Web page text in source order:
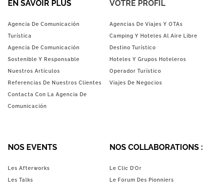
EN SAVOIR PLUS
Agencia De Comunicación
Turística
Agencia De Comunicación
Sostenible Y Responsable
Nuestros Artículos
Referencias De Nuestros Clientes
Contacta Con La Agencia De
Comunicación
VOTRE PROFIL
Agencias De Viajes Y OTAs
Camping Y Hoteles Al Aire Libre
Destino Turístico
Hoteles Y Grupos Hoteleros
Operador Turístico
Viajes De Negocios
NOS EVENTS
Les Afterworks
Les Talks
NOS COLLABORATIONS :
Le Clic D’Or
Le Forum Des Pionniers